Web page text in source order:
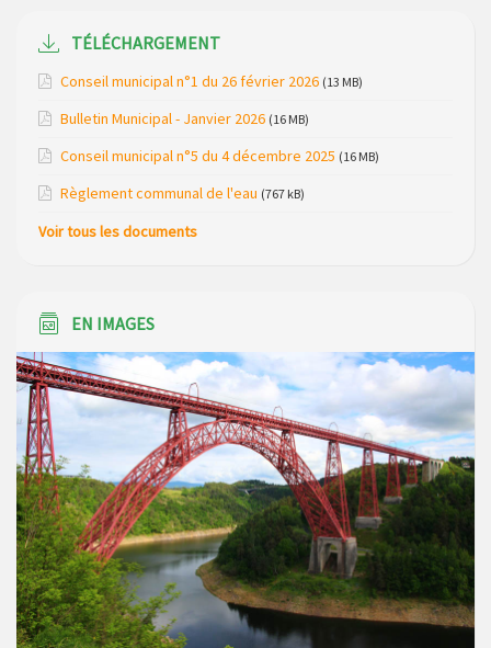
bungalows bois, ses chalets et sa piscine
Réunion d’installation du nouveau conseil municipal à
Campagne de collecte des plastiques agricoles le 22 avril
TÉLÉCHARGEMENT
Conseil municipal n°1 du 26 février 2026 (13 MB)
Bulletin Municipal - Janvier 2026 (16 MB)
Conseil municipal n°5 du 4 décembre 2025 (16 MB)
Règlement communal de l'eau (767 kB)
Voir tous les documents
EN IMAGES